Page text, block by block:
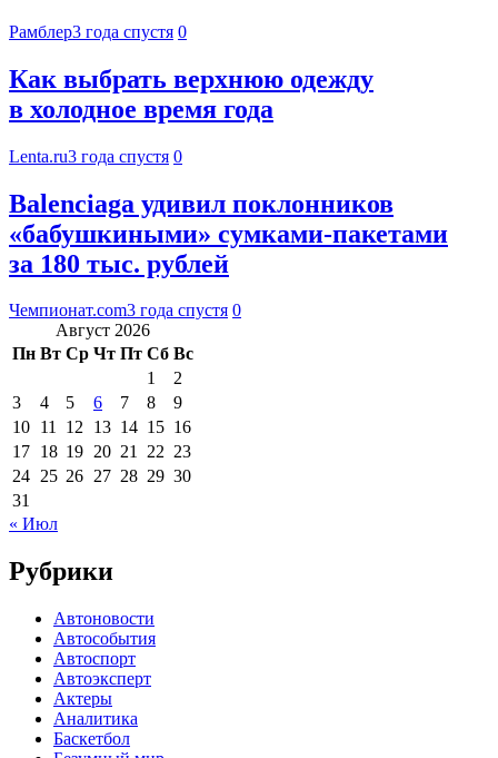
Рамблер3 года спустя 0
Как выбрать верхнюю одежду
в холодное время года
Lenta.ru3 года спустя 0
Balenciaga удивил поклонников
«бабушкиными» сумками-пакетами
за 180 тыс. рублей
Чемпионат.com3 года спустя 0
Август 2026
Пн Вт Ср Чт Пт Сб Вс
1
2
3
4 5 6 7 8
9
10 11 12 13 14 15 16
17 18 19 20 21 22 23
24 25 26 27 28 29 30
31
« Июл
Рубрики
Автоновости
Автособытия
Автоспорт
Автоэксперт
Актеры
Аналитика
Баскетбол